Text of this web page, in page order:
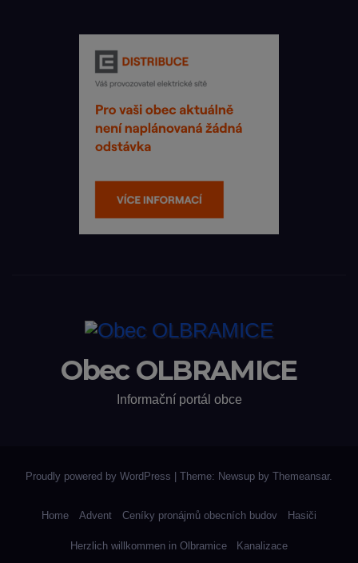
Obec OLBRAMICE
Informační portál obce
Proudly powered by WordPress Theme: Newsup by Themeansar.
Home Advent Ceníky pronájmů obecních budov Hasiči
Herzlich willkommen in Olbramice Kanalizace